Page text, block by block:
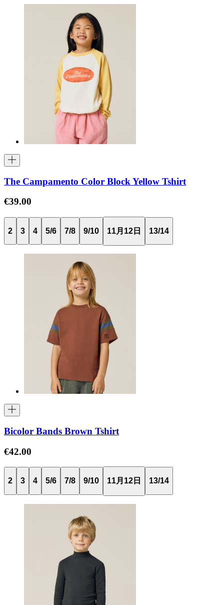
The Campamento Color Block Yellow Tshirt
€39.00
2 3 4 5/6 7/8 9/10 11月12日 13/14
Bicolor Bands Brown Tshirt
€42.00
2 3 4 5/6 7/8 9/10 11月12日 13/14